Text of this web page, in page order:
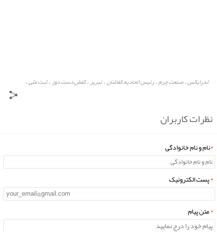
لدرایکس،صنعت چرم،رئیس اتحادیه کفاشان،تبریز،کفش دست دوز،ثبت ملی،
نظرات کاربران
*نام و نام خانوادگی
*پست الکترونیک
*متن پیام